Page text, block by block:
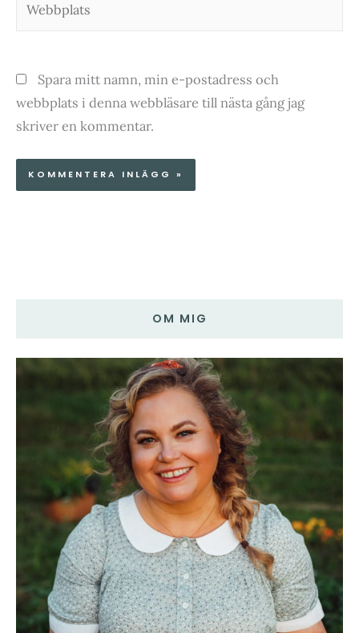
Spara mitt namn, min e-postadress och
webbplats i denna webbläsare till nästa gång jag
skriver en kommentar.
OM MIG